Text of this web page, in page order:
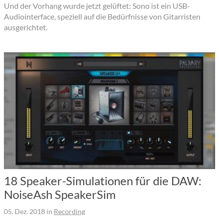
Und der Vorhang wurde jetzt gelüftet: Sono ist ein USB-
Audiointerface, speziell auf die Bedürfnisse von Gitarristen
ausgerichtet.
18 Speaker-Simulationen für die DAW:
NoiseAsh SpeakerSim
05. Dez. 2018 in Recording